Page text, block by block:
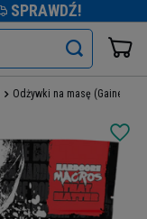
SPRAWDŹ!
Odżywki na masę (Gainery)